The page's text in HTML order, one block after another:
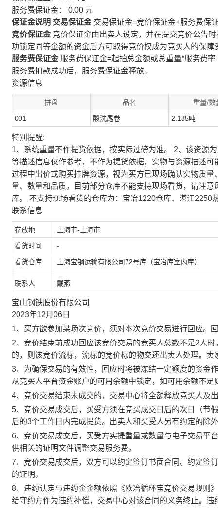
服务费保证金： 0.00 元
保证金说明 交易保证金 交易保证金=竞价保证金+服务费保
竞价保证金 竞价保证金由出卖人设定，并在提交竞价公告
功锁定同等金额的资金后方可取得竞价权成为竞买人的保障
服务费保证金 服务费保证金=起拍总金额或总重量*服务费率
服务费扣款成功后，服务费保证金释放。
资源信息
拼盘 品名 重量/数
001 酸洗尾卷 2.185吨
特别提醒:
1、系统重量不作提货依据，按实际过磅为准。 2、该资源
等描述信息仅作参考，不作为提货依据，实物与资源描述
过程中出价或购买挂牌资源，视为买方已现场确认实物质
量、数量和品质。目前部分仓库不能支持现场看货，请注
库。 不支持现场看货的仓库为：宝冶1220仓库、湛江2250
联系信息
存放地 上海市-上海市
看货时间 -
看货仓库 上海宝钢运输有限公司72号库（宝冶库室内库）
联系人 戴燕
宝山钢铁股份有限公司
2023年12月06日
1、买方欲参加某场次竞价，须对本次竞价交易进行回应。
2、竞价结束前成功回应该竞价交易的竞买人总数不足2人
的，则该竞价流标，流标的竞价标的物交还出卖人处理。
3、为确保交易的有效性，回应时将被冻结一定额度的资金
从竞买人平台资金账户的可用余额中锁定，如可用余额不足
4、竞价交易结束未成交的，交易中心将全额释放竞买人及
5、竞价交易成交后，买受方须在竞买成交日后的次日（节
后的3个工作日内完成提货。出卖人和买受人另有约定的除
6、竞价交易成交后，买受方实提重量或数量与电子交易平
供相关的证明文件调整交易服务费。
7、竞价交易成交后，双方可以约定签订书面合同。约定签
的证明。
8、违约认定与违约金金额依照《欧冶循环宝竞价交易规则
给守约方作为违约补偿，交易中心对该合同的义务终止。